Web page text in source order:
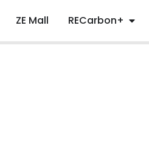
ZE Mall RECarbon+